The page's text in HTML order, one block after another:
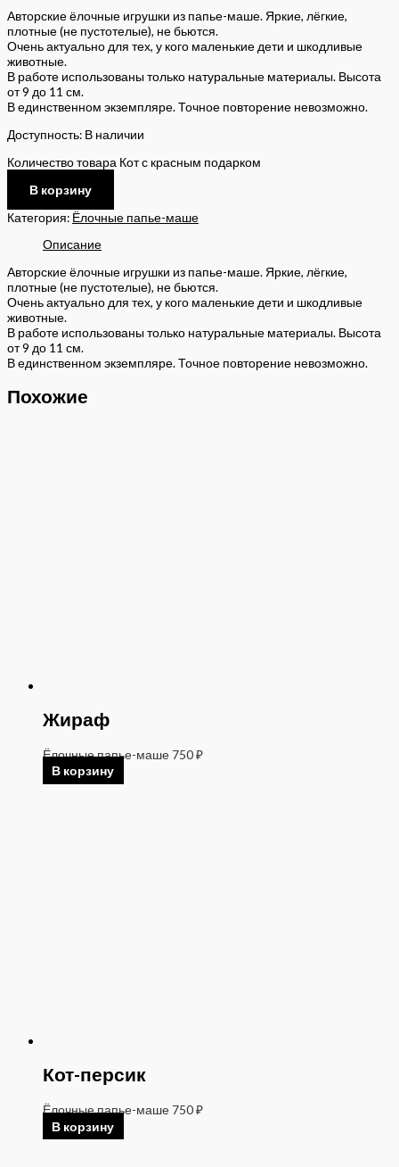
Авторские ёлочные игрушки из папье-маше. Яркие, лёгкие,
плотные (не пустотелые), не бьются.
Очень актуально для тех, у кого маленькие дети и шкодливые
животные.
В работе использованы только натуральные материалы. Высота
от 9 до 11 см.
В единственном экземпляре. Точное повторение невозможно.
Доступность: В наличии
Количество товара Кот с красным подарком
В корзину
Категория: Ёлочные папье-маше
Описание
Авторские ёлочные игрушки из папье-маше. Яркие, лёгкие,
плотные (не пустотелые), не бьются.
Очень актуально для тех, у кого маленькие дети и шкодливые
животные.
В работе использованы только натуральные материалы. Высота
от 9 до 11 см.
В единственном экземпляре. Точное повторение невозможно.
Похожие
Жираф
Ёлочные папье-маше 750₽
В корзину
Кот-персик
Ёлочные папье-маше 750₽
В корзину